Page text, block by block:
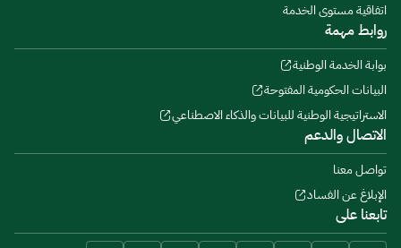
اتفاقية مستوى الخدمة
روابط مهمة
بوابة الخدمة الوطنية
البيانات الحكومية المفتوحة
الاستراتيجية الوطنية للبيانات والذكاء الاصطناعي
الاتصال والدعم
تواصل معنا
الإبلاغ عن الفساد
تابعنا على